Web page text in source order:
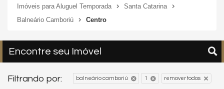
Imóveis para Aluguel Temporada
Santa Catarina
Balneário Camboriú
Centro
Encontre seu Imóvel
Filtrando por: balneário camboriú 1 remover todos